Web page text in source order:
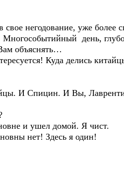
негодование, уже более
день,
объяснять…
Куда делись
И Спицин. И Вы,
и ушел домой. Я чист.
нет! Здесь я один!